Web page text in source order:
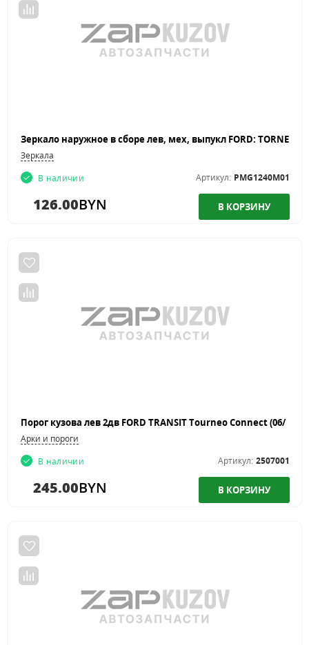
Зеркала
В наличии
Артикул: PMG1240M01
126.00BYN
Арки и пороги
В наличии
Артикул: 2507001
245.00BYN